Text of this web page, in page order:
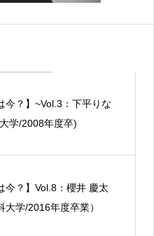
今？】~Vol.3：下平りな
学/2008年度卒)
今？】Vol.8：櫻井 慶太
大学/2016年度卒業）